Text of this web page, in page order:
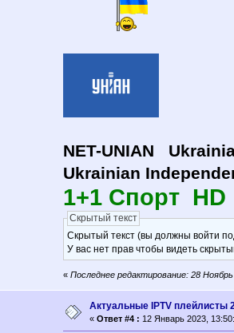
NET-UNIAN
Ukrainian
1+1 Спорт HD
Скрытый текст
Скрытый текст (вы должны войти
У вас нет прав чтобы видеть
«Последнее редактирование: 28
Актуальные IPTV плейлисты
« Ответ #4 : 12 Январь 2023,